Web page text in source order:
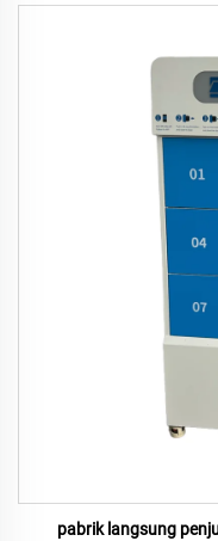
pabrik langsung